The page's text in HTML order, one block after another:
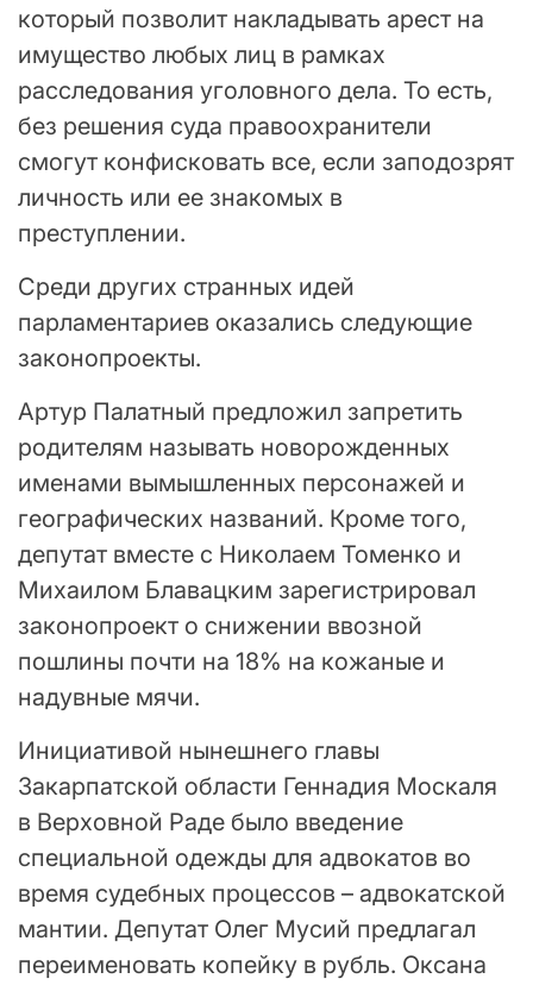
который позволит накладывать арест на
имущество любых лиц в рамках
расследования уголовного дела. То есть,
без решения суда правоохранители
смогут конфисковать все, если заподозрят
личность или ее знакомых в
преступлении.
Среди других странных идей
парламентариев оказались следующие
законопроекты.
Артур Палатный предложил запретить
родителям называть новорожденных
именами вымышленных персонажей и
географических названий. Кроме того,
депутат вместе с Николаем Томенко и
Михаилом Блавацким зарегистрировал
законопроект о снижении ввозной
пошлины почти на 18% на кожаные и
надувные мячи.
Инициативой нынешнего главы
Закарпатской области Геннадия Москаля
в Верховной Раде было введение
специальной одежды для адвокатов во
время судебных процессов – адвокатской
мантии. Депутат Олег Мусий предлагал
переименовать копейку в рубль. Оксана